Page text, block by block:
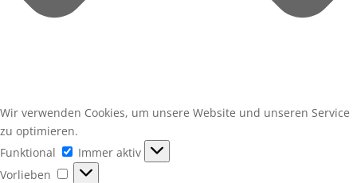
Wir verwenden Cookies, um unsere Website und unseren Service
zu optimieren.
Funktional
Funktional
Immer aktiv
Vorlieben
Vorlieben